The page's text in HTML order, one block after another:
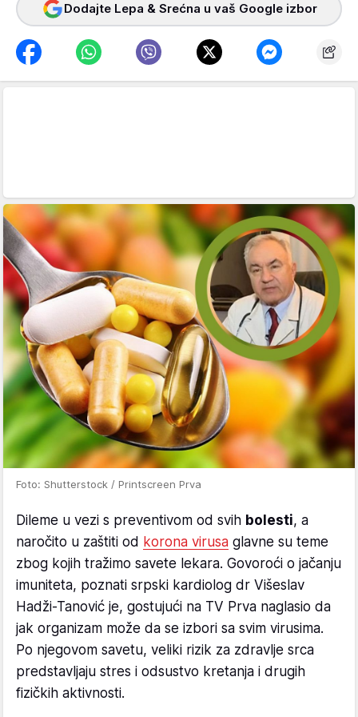
Dodajte Lepa & Srećna u vaš Google izbor
Foto: Shutterstock / Printscreen Prva
Dileme u vezi s preventivom od svih bolesti, a
naročito u zaštiti od korona virusa glavne su teme
zbog kojih tražimo savete lekara. Govoroći o jačanju
imuniteta, poznati srpski kardiolog dr Višeslav
Hadži-Tanović je, gostujući na TV Prva naglasio da
jak organizam može da se izbori sa svim virusima.
Po njegovom savetu, veliki rizik za zdravlje srca
predstavljaju stres i odsustvo kretanja i drugih
fizičkih aktivnosti.